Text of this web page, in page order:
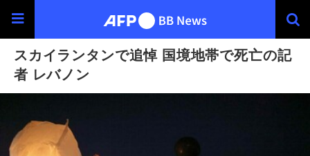
スカイランタンで追悼 国境地帯で死亡の記
者 レバノン